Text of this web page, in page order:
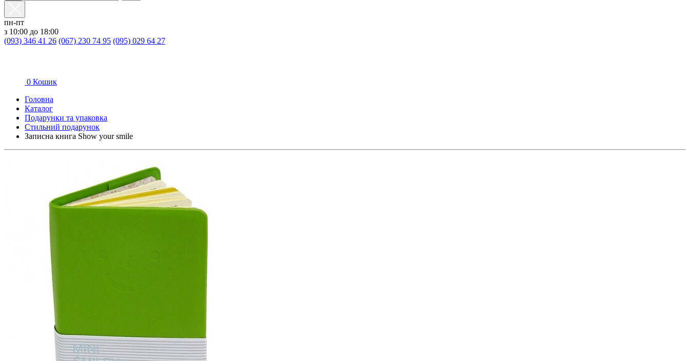
пн-пт
з 10:00 до 18:00
(093) 346 41 26 (067) 230 74 95 (095) 029 64 27
0 Кошик
Головна
Каталог
Подарунки та упаковка
Стильний подарунок
Записна книга Show your smile